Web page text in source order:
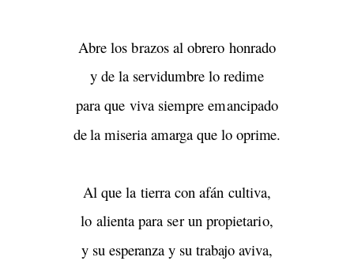
Abre los brazos al obrero honrado
y de la servidumbre lo redime
para que viva siempre emancipado
de la miseria amarga que lo oprime.
Al que la tierra con afán cultiva,
lo alienta para ser un propietario,
y su esperanza y su trabajo aviva,